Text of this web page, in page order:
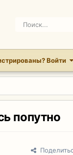
Войти
попутно